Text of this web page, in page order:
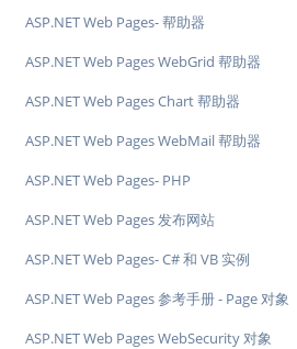
ASP.NET Web Pages- 帮助器
ASP.NET Web Pages WebGrid 帮助器
ASP.NET Web Pages Chart 帮助器
ASP.NET Web Pages WebMail 帮助器
ASP.NET Web Pages- PHP
ASP.NET Web Pages 发布网站
ASP.NET Web Pages- C# 和 VB 实例
ASP.NET Web Pages 参考手册 - Page 对象
ASP.NET Web Pages WebSecurity 对象